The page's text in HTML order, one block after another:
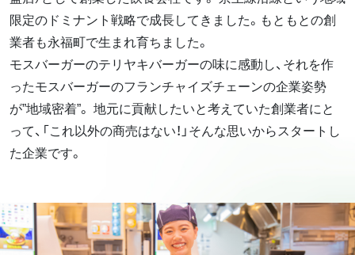
限定のドミナント戦略で成長してきました。もともとの創
業者も永福町で生まれ育ちました。
モスバーガーのテリヤキバーガーの味に感動し、それを作
ったモスバーガーのフランチャイズチェーンの企業姿勢
が”地域密着”。 地元に貢献したいと考えていた創業者にと
って、「これ以外の商売はない！」そんな思いからスタートし
た企業です。